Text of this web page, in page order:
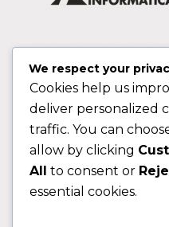
We respect your
Cookies help us
deliver personalized
traffic. You can
allow by clicking
All
to consent or
essential cookies.